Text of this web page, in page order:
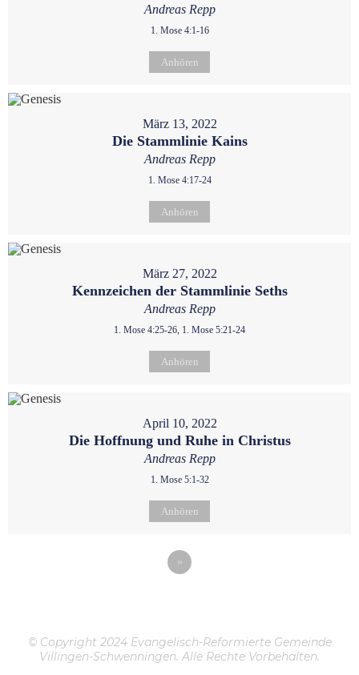
Andreas Repp
1. Mose 4:1-16
Anhören
März 13, 2022
Die Stammlinie Kains
Andreas Repp
1. Mose 4:17-24
Anhören
März 27, 2022
Kennzeichen der Stammlinie Seths
Andreas Repp
1. Mose 4:25-26, 1. Mose 5:21-24
Anhören
April 10, 2022
Die Hoffnung und Ruhe in Christus
Andreas Repp
1. Mose 5:1-32
Anhören
»
© Copyright 2024 Evangelisch-Reformierte Gemeinde
Villingen-Schwenningen. Alle Rechte Vorbehalten.